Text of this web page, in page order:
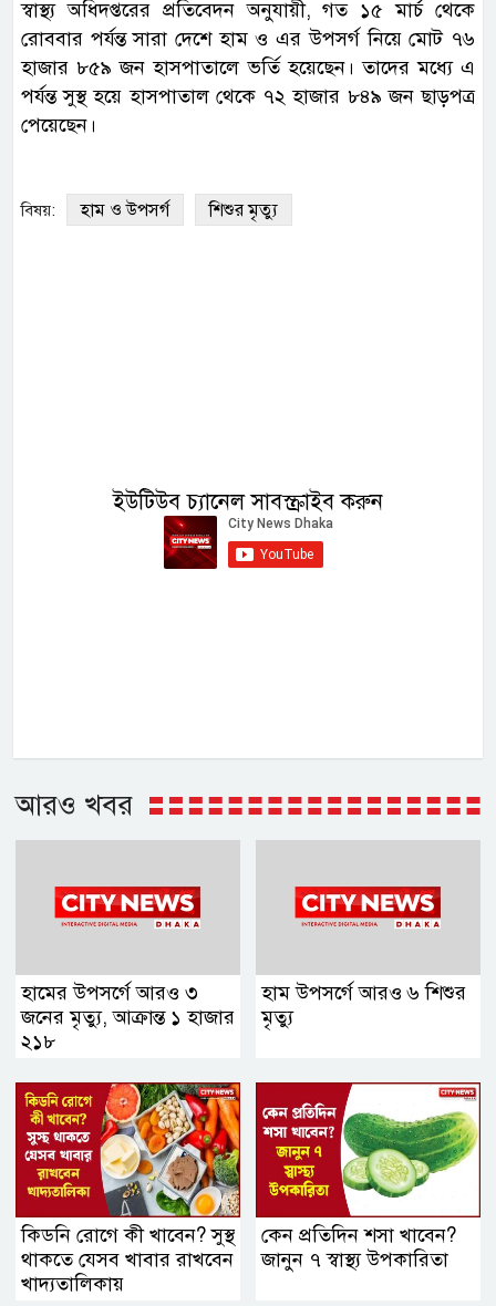
স্বাস্থ্য অধিদপ্তরের প্রতিবেদন অনুযায়ী, গত ১৫ মার্চ থেকে
রোববার পর্যন্ত সারা দেশে হাম ও এর উপসর্গ নিয়ে মোট ৭৬
হাজার ৮৫৯ জন হাসপাতালে ভর্তি হয়েছেন। তাদের মধ্যে এ
পর্যন্ত সুস্থ হয়ে হাসপাতাল থেকে ৭২ হাজার ৮৪৯ জন ছাড়পত্র
পেয়েছেন।
বিষয়: হাম ও উপসর্গ শিশুর মৃত্যু
ইউটিউব চ্যানেল সাবস্ক্রাইব করুন
আরও খবর
হামের উপসর্গে আরও ৩
জনের মৃত্যু, আক্রান্ত ১ হাজার
২১৮
হাম উপসর্গে আরও ৬ শিশুর
মৃত্যু
কিডনি রোগে কী খাবেন? সুস্থ
থাকতে যেসব খাবার রাখবেন
খাদ্যতালিকায়
কেন প্রতিদিন শসা খাবেন?
জানুন ৭ স্বাস্থ্য উপকারিতা